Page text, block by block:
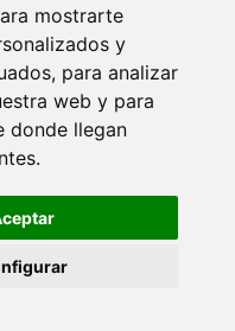
mostrarte
y
para analizar
web y para
donde llegan